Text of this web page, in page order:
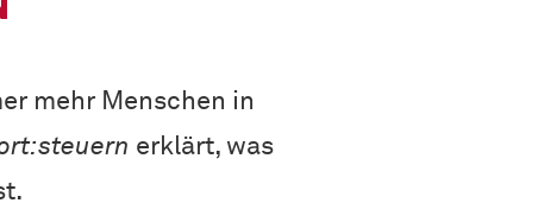
mehr Menschen in
erklärt, was